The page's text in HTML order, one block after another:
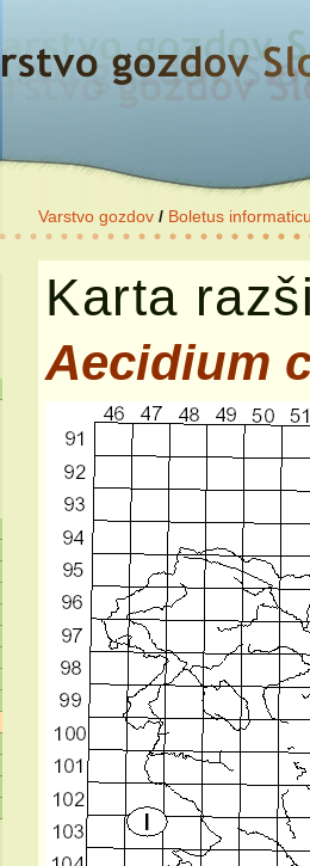
Varstvo gozdov / Boletus
Karta
Aecidium